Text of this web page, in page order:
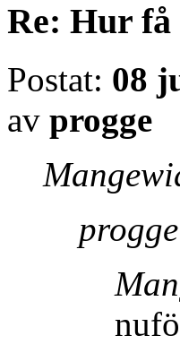
Re: Hur
Postat: 08
av progge